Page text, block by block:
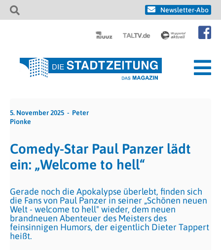
Newsletter-Abo
5. November 2025
Peter
Pionke
Comedy-Star Paul Panzer lädt
ein: „Welcome to hell“
Gerade noch die Apokalypse überlebt, finden sich
die Fans von Paul Panzer in seiner „Schönen neuen
Welt - welcome to hell" wieder, dem neuen
brandneuen Abenteuer des Meisters des
feinsinnigen Humors, der eigentlich Dieter Tappert
heißt.